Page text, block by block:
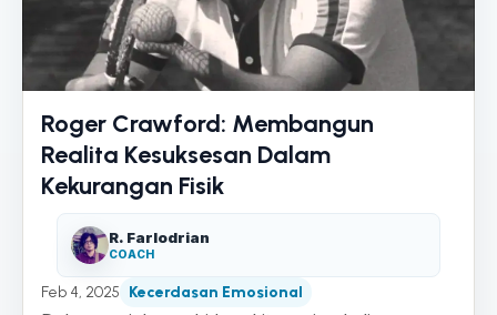
Roger Crawford: Membangun
Realita Kesuksesan Dalam
Kekurangan Fisik
R. Farlodrian
COACH
Feb 4, 2025 Kecerdasan Emosional